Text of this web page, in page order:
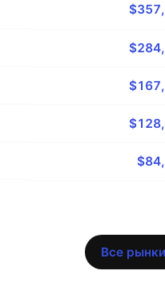
Все